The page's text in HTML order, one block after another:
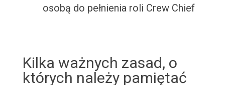
osobą do pełnienia roli Crew Chief
Kilka ważnych zasad, o
których należy pamiętać